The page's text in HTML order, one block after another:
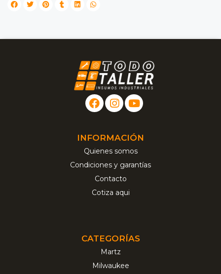
INFORMACIÓN
Quienes somos
Condiciones y garantías
Contacto
Cotiza aqui
CATEGORÍAS
Martz
Milwaukee